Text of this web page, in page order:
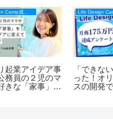
Life Design Camp成果事例
起業アイデア事
務員の２児のマ
きな「家事」を
「できな
った！オ
スの開発